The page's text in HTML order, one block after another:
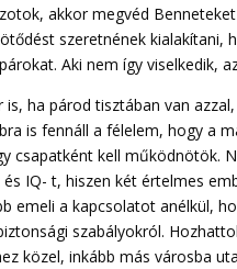
akkor megvéd
szeretnének kialakítani,
Aki nem így viselkedik,
is, ha párod tisztában van
is fennáll a félelem, hogy a
csapatként kell működnötök.
IQ- t, hiszen két értelmes
emeli a kapcsolatot anélkül,
szabályokról.
közel, inkább más városba